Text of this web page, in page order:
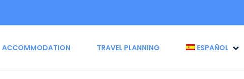
ACCOMMODATION TRAVEL PLANNING ESPAÑOL